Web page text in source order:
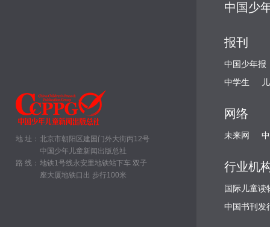
地 址： 北京市朝阳区建国门外大街丙12号
中国少年儿童新闻出版总社
路 线： 地铁1号线永安里地铁站下车 双子
座大厦地铁口出 步行100米
中国少
报刊
中国少年报
中学生
网络
未来网
行业机
国际儿童读
中国书刊发